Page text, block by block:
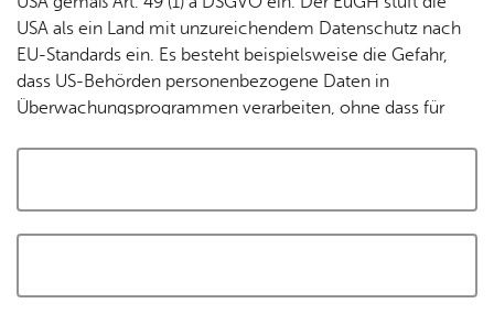
USA als ein Land mit unzureichendem Datenschutz nach
EU-Standards ein. Es besteht beispielsweise die Gefahr,
dass US-Behörden personenbezogene Daten in
Überwachungsprogrammen verarbeiten, ohne dass für